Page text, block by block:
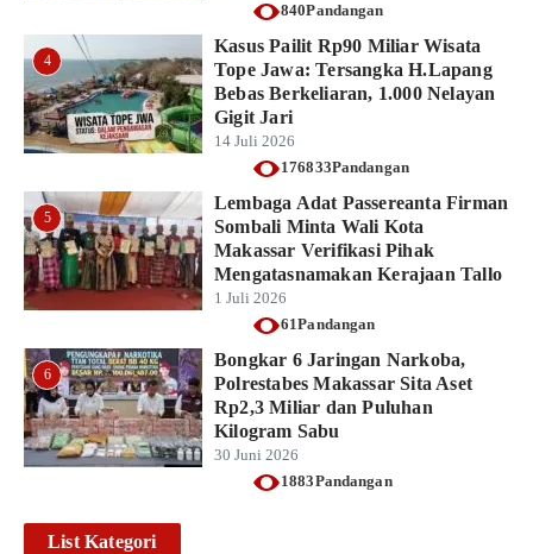
840Pandangan
4
Kasus Pailit Rp90 Miliar Wisata
Tope Jawa: Tersangka H.Lapang
Bebas Berkeliaran, 1.000 Nelayan
Gigit Jari
14 Juli 2026
176833Pandangan
5
Lembaga Adat Passereanta Firman
Sombali Minta Wali Kota
Makassar Verifikasi Pihak
Mengatasnamakan Kerajaan Tallo
1 Juli 2026
61Pandangan
6
Bongkar 6 Jaringan Narkoba,
Polrestabes Makassar Sita Aset
Rp2,3 Miliar dan Puluhan
Kilogram Sabu
30 Juni 2026
1883Pandangan
List Kategori